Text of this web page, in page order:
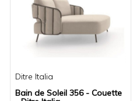
Ditre Italia
Bain de Soleil 356 - Couette